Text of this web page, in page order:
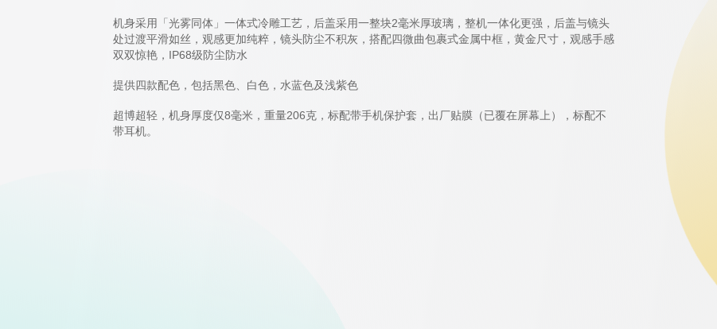
机身采用「光雾同体」一体式冷雕工艺，后盖采用一整块2毫米厚玻璃，整机一体化更强，后盖与镜头
处过渡平滑如丝，观感更加纯粹，镜头防尘不积灰，搭配四微曲包裹式金属中框，黄金尺寸，观感手感
双双惊艳，IP68级防尘防水
提供四款配色，包括黑色、白色，水蓝色及浅紫色
超博超轻，机身厚度仅8毫米，重量206克，标配带手机保护套，出厂贴膜（已覆在屏幕上），标配不
带耳机。